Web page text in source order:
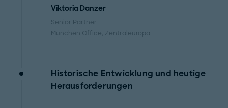
Viktoria Danzer
Senior Partner
München Office, Zentraleuropa
Historische Entwicklung und heutige
Herausforderungen